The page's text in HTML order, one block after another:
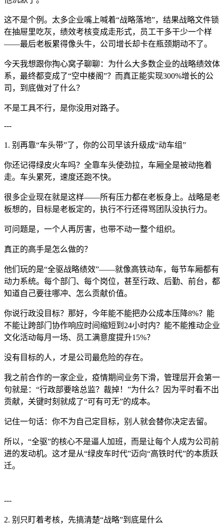
这不是个例。太多企业嘴上喊着“战略落地”，结果战略文件锁
在抽屉里吃灰，绩效考核变成走形式，员工干多干少一个样
——最后老板累得像头牛，公司增长却卡在瓶颈期动不了。
今天我想跟你掏心窝子聊聊：为什么大多数企业的战略绩效体
系，最终都变成了“空中楼阁”？而真正能实现300%增长的公
司，到底做对了什么？
不是工具不行，是你没用对路子。
---
1. 别再靠“车头带”了，你的公司早该升级成“动车组”
你还记得绿皮火车吗？全靠车头使劲拉，车厢全是被动拖着
走。车头累死，速度还跑不快。
很多企业现在就是这样——所有压力都在老板身上。战略是老
板想的，目标是老板定的，执行不行还得骂团队没执行力。
可问题是，一个人再厉害，也带不动一整个组织。
真正的高手是怎么做的？
他们玩的是“全驱战略绩效”——就像高铁动车，每节车厢都有
动力系统。每个部门、每个岗位，甚至行政、后勤、前台，都
知道自己要往哪冲、怎么贡献价值。
你说行政没目标？那好，今年能不能把办公成本压降8%？能
不能让跨部门协作响应时间缩短到24小时内？能不能推动企业
文化活动每月一场、员工满意度提升15%？
没有目标的人，才是公司最危险的存在。
我之前合作的一家企业，疫情期间业务下滑，管理层开会第一
句就是：“行政部要啥总监？裁掉！”为什么？因为平时看不出
贡献，关键时刻就成了“可有可无”的成本。
记住一句话：你不为自己定目标，别人就会替你决定去留。
所以，“全驱”的核心不是逼人加班，而是让每个人成为公司前
进的发动机。这才是从“绿皮车时代”迈向“高铁时代”的本质跃
迁。
---
2. 别只盯着考核，先搞清楚“战略”到底是什么